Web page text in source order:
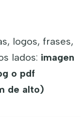
logos, frases,
lados: imagen
o pdf
de alto)